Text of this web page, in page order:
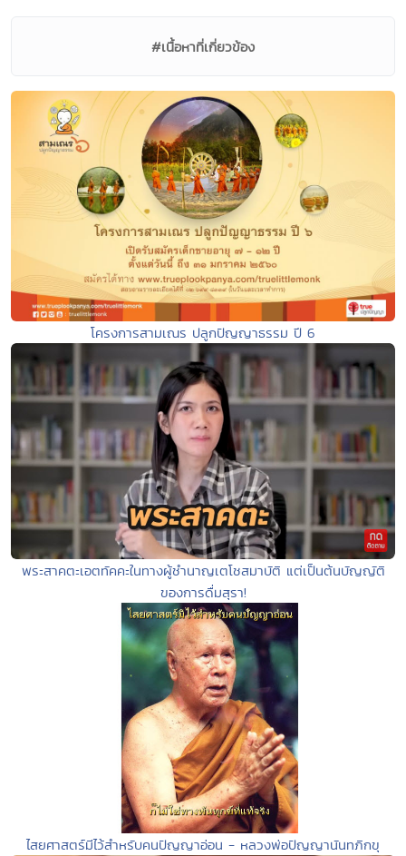
#เนื้อหาที่เกี่ยวข้อง
โครงการสามเณร ปลูกปัญญาธรรม ปี 6
พระสาคตะเอตทัคคะในทางผู้ชำนาญเตโชสมาบัติ แต่เป็นต้นบัญญัติ
ของการดื่มสุรา!
ไสยศาสตร์มีไว้สำหรับคนปัญญาอ่อน - หลวงพ่อปัญญานันทภิกขุ